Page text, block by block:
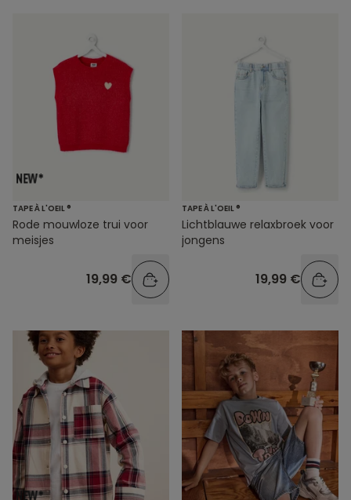
TAPE À L'OEIL ®
Rode mouwloze trui voor
meisjes
19,99 €
TAPE À L'OEIL ®
Lichtblauwe relaxbroek voor
jongens
19,99 €